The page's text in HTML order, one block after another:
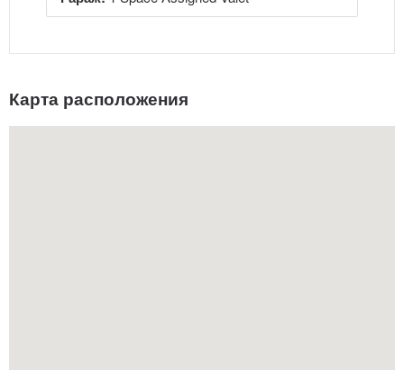
Карта расположения